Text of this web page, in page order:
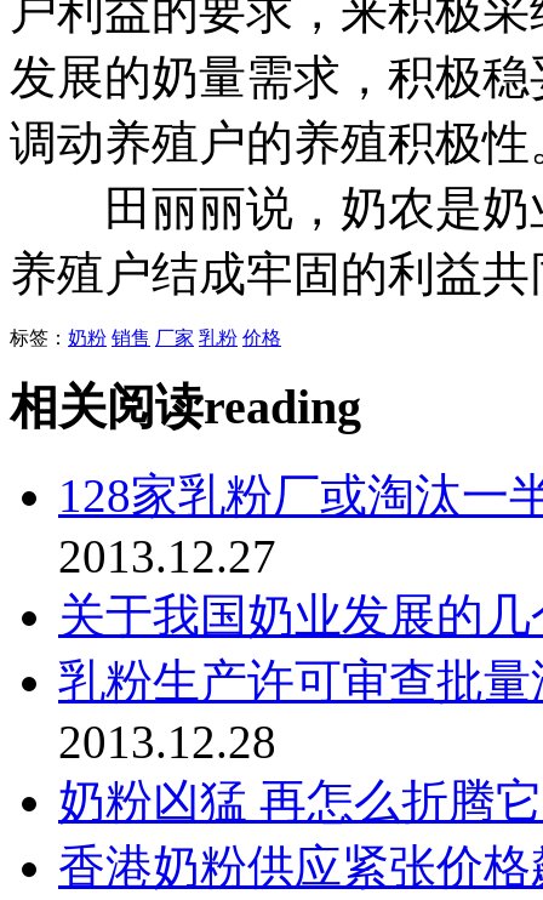
户利益的要求，来积极
发展的奶量需求，积极
调动养殖户的养殖积极性
田丽丽说，奶农是奶
养殖户结成牢固的利益
标签： 奶粉 销售 厂家 乳粉 价格
相关阅读reading
128家乳粉厂或淘汰一
2013.12.27
关于我国奶业发展的
乳粉生产许可审查批
2013.12.28
奶粉凶猛 再怎么折腾
香港奶粉供应紧张价